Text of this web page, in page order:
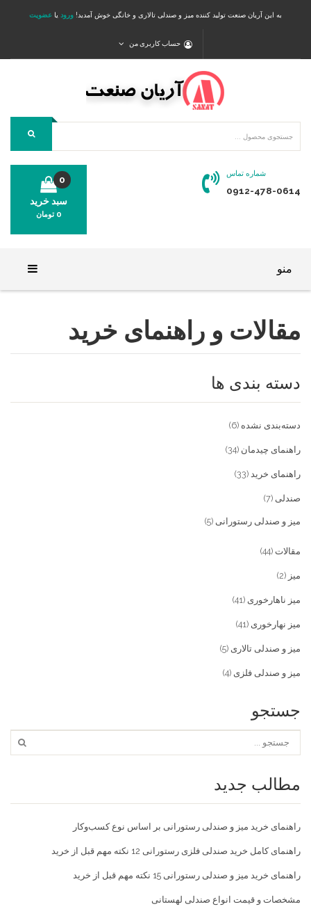
به این آریان صنعت تولید کننده میز و صندلی تالاری و خانگی خوش آمدید! ورود یا عضویت
حساب کاربری من
شماره تماس
0912-478-0614
سبد خرید
0
0 تومان
منو
فروشگاه
میز و صندلی خانگی
تماس با ما
خدمات
تماس با ما
سوالات متداول
پیش پرداخت
مقالات و راهنمای خرید
دسته بندی ها
دسته‌بندی نشده (6)
راهنمای چیدمان (34)
راهنمای خرید (33)
صندلی (7)
میز و صندلی رستورانی (5)
مقالات (44)
میز (2)
میز ناهارخوری (41)
میز نهارخوری (41)
میز و صندلی تالاری (5)
میز و صندلی فلزی (4)
جستجو
مطالب جدید
راهنمای خرید میز و صندلی رستورانی بر اساس نوع کسب‌و‌کار
راهنمای کامل خرید صندلی فلزی رستورانی 12 نکته مهم قبل از خرید
راهنمای خرید میز و صندلی رستورانی 15 نکته مهم قبل از خرید
مشخصات و قیمت انواع صندلی لهستانی